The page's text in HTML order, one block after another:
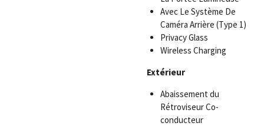
Avec Le Système De
Caméra Arrière (Type 1)
Privacy Glass
Wireless Charging
Extérieur
Abaissement du
Rétroviseur Co-
conducteur